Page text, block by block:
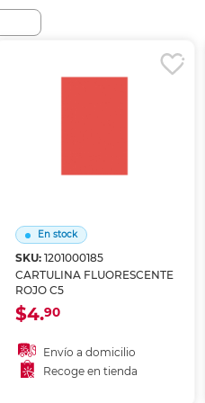
En stock
SKU: 1201000185
CARTULINA FLUORESCENTE
ROJO C5
$4.90
Envío a domicilio
Recoge en tienda